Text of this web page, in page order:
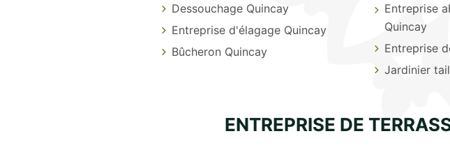
Dessouchage Quincay
Entreprise d'élagage Quincay
Bûcheron Quincay
Entreprise
Quincay
Entreprise
Jardinier
ENTREPRISE DE